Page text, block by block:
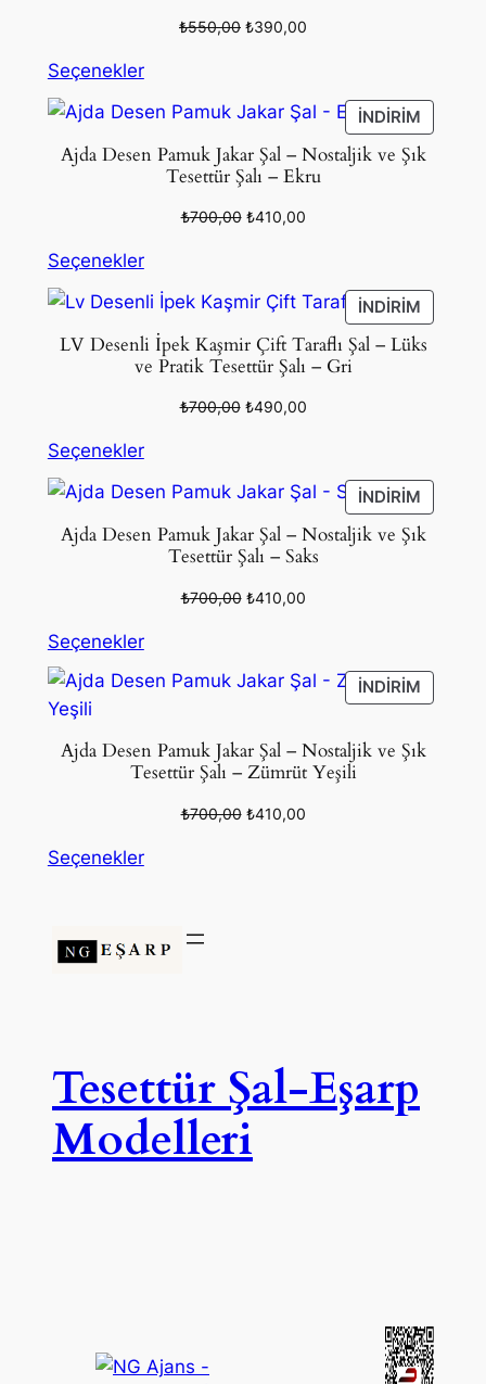
₺550,00 Orijinal
₺390,00
₺390,00.
Seçenekler
İNDIRIM
ÜRÜN
Ajda Desen Pamuk Jakar Şal – Nostaljik ve Şık
Tesettür Şalı – Ekru
₺700,00 Orijinal
₺410,00Şu
₺410,00.
Seçenekler
İNDIRIM
ÜRÜN
LV Desenli İpek Kaşmir Çift Taraflı Şal – Lüks
ve Pratik Tesettür Şalı – Gri
₺700,00 Orijinal
₺490,00Şu
₺490,00.
Seçenekler
İNDIRIM
ÜRÜN
Ajda Desen Pamuk Jakar Şal – Nostaljik ve Şık
Tesettür Şalı – Saks
₺700,00 Orijinal
₺410,00Şu
₺410,00.
Seçenekler
İNDIRIM
ÜRÜN
Ajda Desen Pamuk Jakar Şal – Nostaljik ve Şık
Tesettür Şalı – Zümrüt Yeşili
₺700,00 Orijinal
₺410,00Şu
Seçenekler
Tesettür Şal-Eşarp
Modelleri